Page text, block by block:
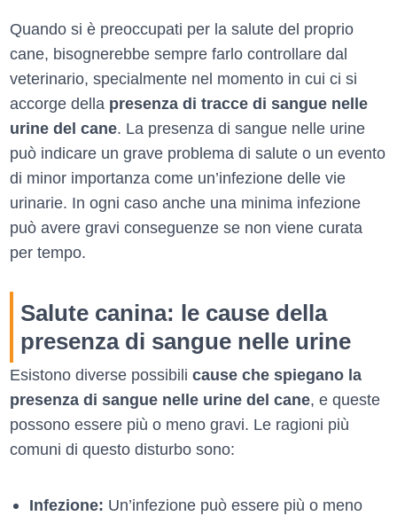
Quando si è preoccupati per la salute del proprio
cane, bisognerebbe sempre farlo controllare dal
veterinario, specialmente nel momento in cui ci si
accorge della presenza di tracce di sangue nelle
urine del cane. La presenza di sangue nelle urine
può indicare un grave problema di salute o un evento
di minor importanza come un’infezione delle vie
urinarie. In ogni caso anche una minima infezione
può avere gravi conseguenze se non viene curata
per tempo.
Salute canina: le cause della
presenza di sangue nelle urine
Esistono diverse possibili cause che spiegano la
presenza di sangue nelle urine del cane, e queste
possono essere più o meno gravi. Le ragioni più
comuni di questo disturbo sono:
Infezione: Un’infezione può essere più o meno